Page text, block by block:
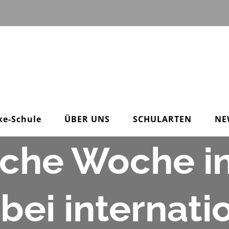
Schule ÜBER UNS SCHULARTEN
Woche